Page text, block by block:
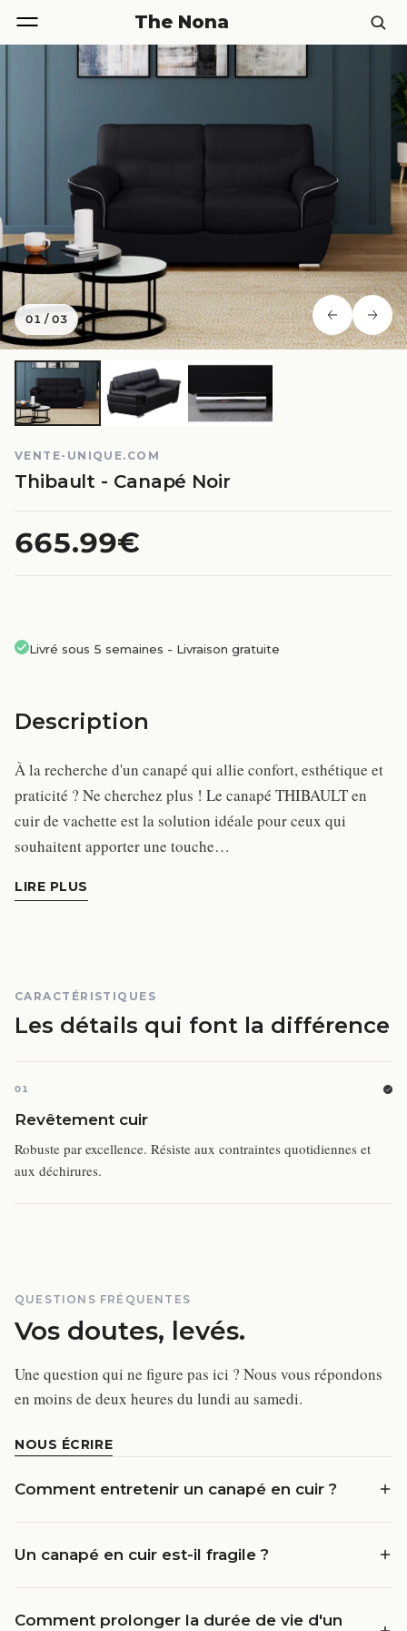
The Nona
01 /03
VENTE-UNIQUE.COM
Thibault - Canapé Noir
665.99€
Livré sous 5 semaines - Livraison gratuite
Description
À la recherche d'un canapé qui allie confort, esthétique et
praticité ? Ne cherchez plus ! Le canapé THIBAULT en
cuir de vachette est la solution idéale pour ceux qui
souhaitent apporter une touche…
LIRE PLUS
CARACTÉRISTIQUES
Les détails qui font la différence
01
Revêtement cuir
Robuste par excellence. Résiste aux contraintes quotidiennes et
aux déchirures.
QUESTIONS FRÉQUENTES
Vos doutes, levés.
Une question qui ne figure pas ici ? Nous vous répondons
en moins de deux heures du lundi au samedi.
NOUS ÉCRIRE
Comment entretenir un canapé en cuir ?
Un canapé en cuir est-il fragile ?
Comment prolonger la durée de vie d'un